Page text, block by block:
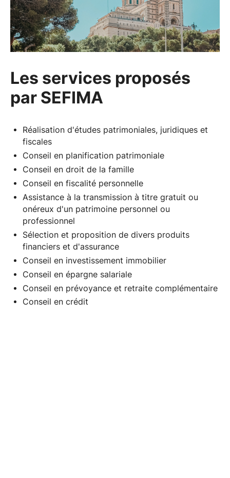
Les services proposés
par SEFIMA
Réalisation d'études patrimoniales, juridiques et
fiscales
Conseil en planification patrimoniale
Conseil en droit de la famille
Conseil en fiscalité personnelle
Assistance à la transmission à titre gratuit ou
onéreux d'un patrimoine personnel ou
professionnel
Sélection et proposition de divers produits
financiers et d'assurance
Conseil en investissement immobilier
Conseil en épargne salariale
Conseil en prévoyance et retraite complémentaire
Conseil en crédit